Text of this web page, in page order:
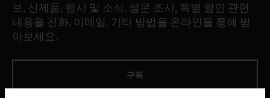
보, 신제품, 행사 및 소식, 설문 조사, 특별 할인 관련
내용을 전화, 이메일, 기타 방법을 온라인을 통해 받
아보세요.
구독